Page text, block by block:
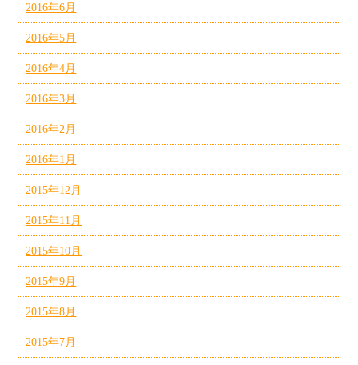
2016年6月
2016年5月
2016年4月
2016年3月
2016年2月
2016年1月
2015年12月
2015年11月
2015年10月
2015年9月
2015年8月
2015年7月